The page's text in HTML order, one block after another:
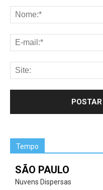
Tempo
SÃO PAULO
Nuvens Dispersas